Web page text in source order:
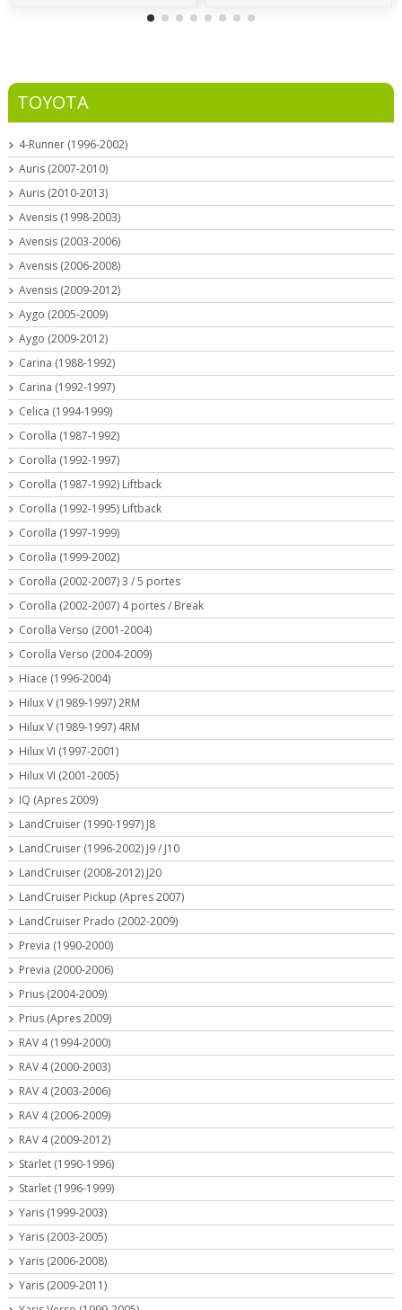
TOYOTA
4-Runner (1996-2002)
Auris (2007-2010)
Auris (2010-2013)
Avensis (1998-2003)
Avensis (2003-2006)
Avensis (2006-2008)
Avensis (2009-2012)
Aygo (2005-2009)
Aygo (2009-2012)
Carina (1988-1992)
Carina (1992-1997)
Celica (1994-1999)
Corolla (1987-1992)
Corolla (1992-1997)
Corolla (1987-1992) Liftback
Corolla (1992-1995) Liftback
Corolla (1997-1999)
Corolla (1999-2002)
Corolla (2002-2007) 3 / 5 portes
Corolla (2002-2007) 4 portes / Break
Corolla Verso (2001-2004)
Corolla Verso (2004-2009)
Hiace (1996-2004)
Hilux V (1989-1997) 2RM
Hilux V (1989-1997) 4RM
Hilux VI (1997-2001)
Hilux VI (2001-2005)
IQ (Apres 2009)
LandCruiser (1990-1997) J8
LandCruiser (1996-2002) J9 / J10
LandCruiser (2008-2012) J20
LandCruiser Pickup (Apres 2007)
LandCruiser Prado (2002-2009)
Previa (1990-2000)
Previa (2000-2006)
Prius (2004-2009)
Prius (Apres 2009)
RAV 4 (1994-2000)
RAV 4 (2000-2003)
RAV 4 (2003-2006)
RAV 4 (2006-2009)
RAV 4 (2009-2012)
Starlet (1990-1996)
Starlet (1996-1999)
Yaris (1999-2003)
Yaris (2003-2005)
Yaris (2006-2008)
Yaris (2009-2011)